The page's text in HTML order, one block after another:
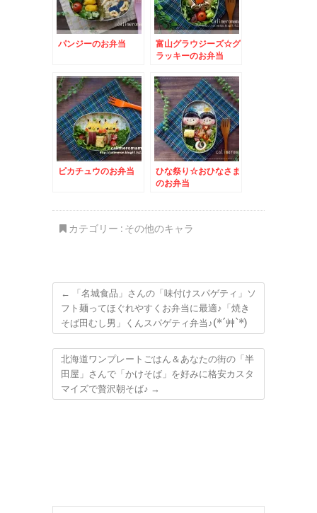
パンジーのお弁当
富山グラウジーズ☆グ
ラッキーのお弁当
ピカチュウのお弁当
ひな祭り☆おひなさま
のお弁当
カテゴリー : その他のキャラ
←
「名城食品」さんの「味付けスパゲティ」ソ
フト麺ってほぐれやすくお弁当に最適♪「焼き
そば田むし男」くんスパゲティ弁当♪(*´艸`*)
北海道ワンプレートごはん＆あなたの街の「半
田屋」さんで「かけそば」を好みに格安カスタ
マイズで贅沢朝そば♪ →